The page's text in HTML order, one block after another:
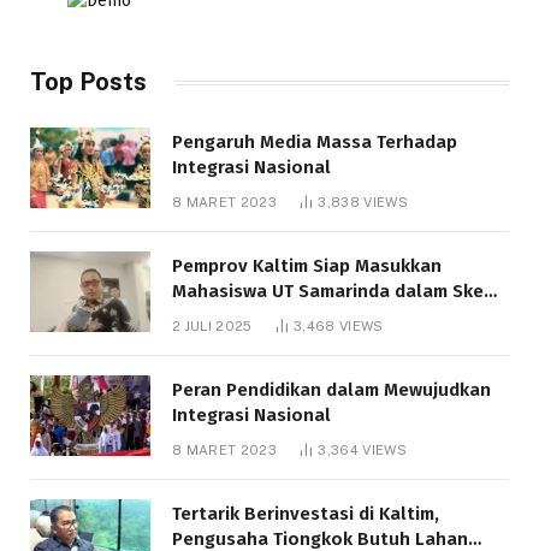
Top Posts
Pengaruh Media Massa Terhadap
Integrasi Nasional
8 MARET 2023 3,838VIEWS
Pemprov Kaltim Siap Masukkan
Mahasiswa UT Samarinda dalam Skema
Bantuan Pendidikan Gratispol
2 JULI 2025 3,468 VIEWS
Peran Pendidikan dalam Mewujudkan
Integrasi Nasional
8 MARET 2023 3,364VIEWS
Tertarik Berinvestasi di Kaltim,
Pengusaha Tiongkok Butuh Lahan